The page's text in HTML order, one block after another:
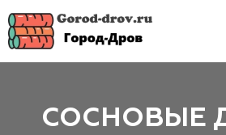
СОСНОВЫЕ